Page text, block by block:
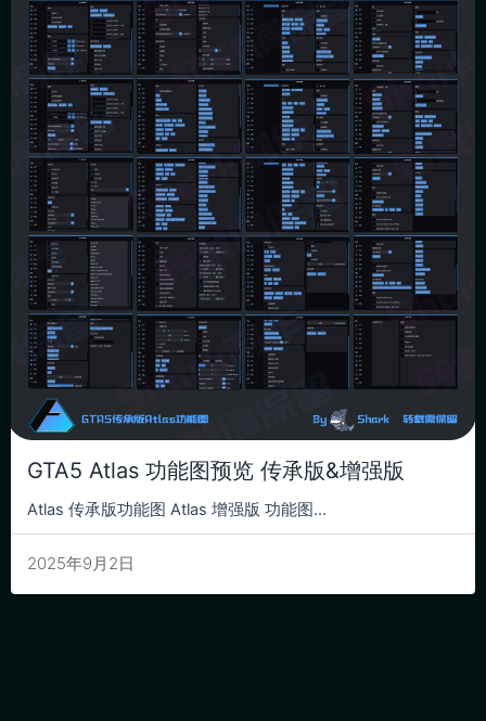
GTA5 Atlas 功能图预览 传承版&增强版
2025年9月2日
Atlas 传承版功能图 Atlas 增强版 功能图...